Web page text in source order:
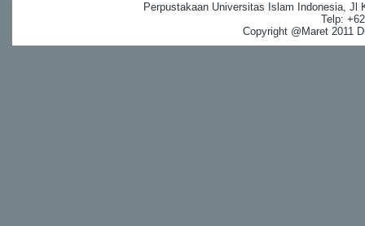
Perpustakaan Universitas Islam Indonesia, Jl
Telp:
Copyright @Maret 2011